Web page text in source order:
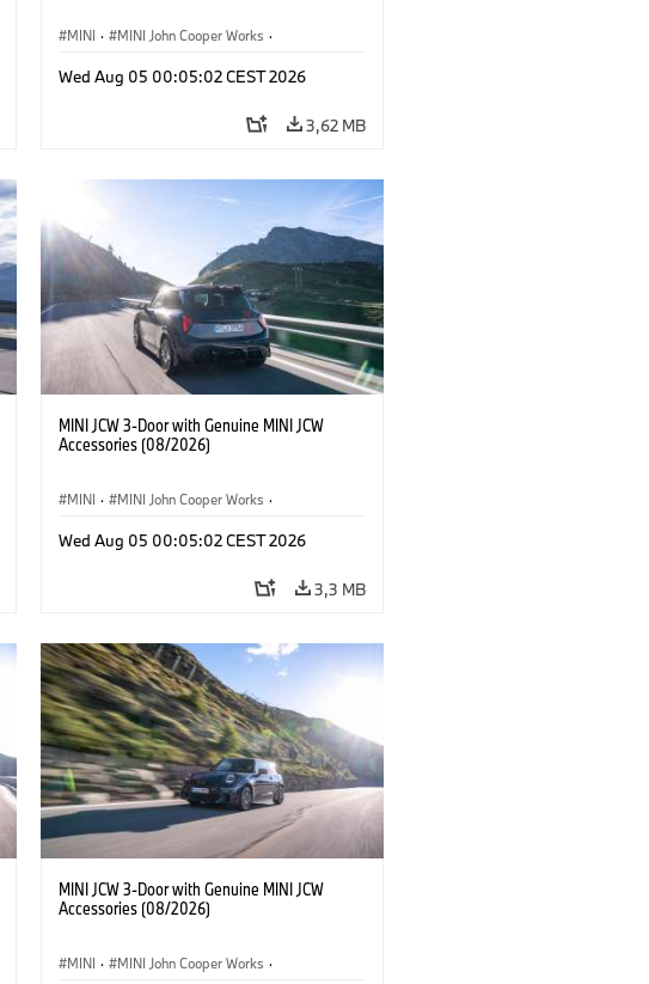
MINI · MINI John Cooper Works ·
Wed Aug 05 00:05:02 CEST 2026
3,62 MB
MINI JCW 3-Door with Genuine MINI JCW
Accessories (08/2026)
MINI · MINI John Cooper Works ·
Wed Aug 05 00:05:02 CEST 2026
3,3 MB
MINI JCW 3-Door with Genuine MINI JCW
Accessories (08/2026)
MINI · MINI John Cooper Works ·